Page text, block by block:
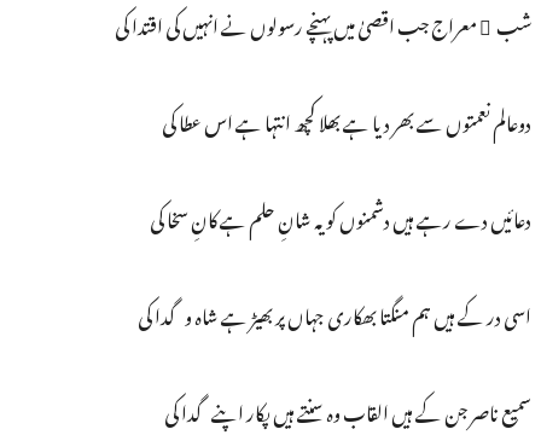
شب ِ معراج جب اقصیٰ میں پہنچے رسولوں نے انہیں کی اقتدا کی
دوعالم نعمتوں سے بھر دیا ہے بھلا کچھ انتہا ہے اس عطا کی
دعائیں دے رہے ہیں دشمنوں کو یہ شانِ حلم ہے کانِ سخا کی
اسی در کے ہیں ہم منگتا بھکاری جہاں پر بھیڑ ہے شاہ و گدا کی
سمیع ناصر جن کے ہیں القاب وہ سنتے ہیں پکار اپنے گدا کی